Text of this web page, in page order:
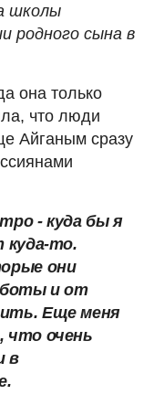
школы
родного сына в
она только
что люди
Айганым сразу
- куда бы я
куда-то.
они
и от
Еще меня
очень
в